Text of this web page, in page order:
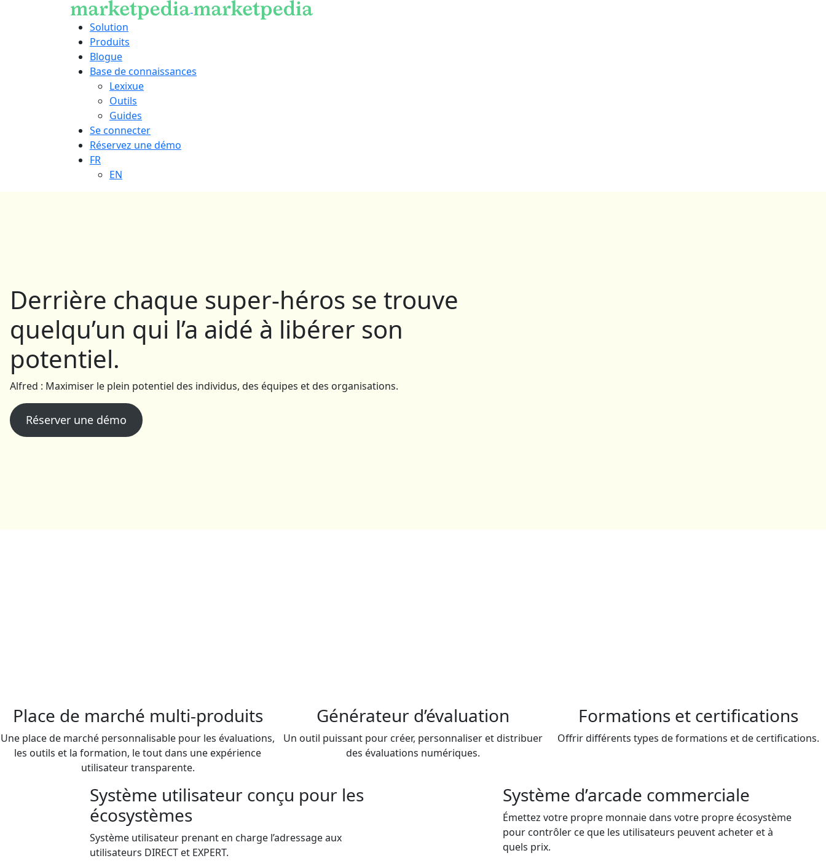
Solution
Produits
Blogue
Base de connaissances
Lexixue
Outils
Guides
Se connecter
Réservez une démo
FR
EN
Derrière chaque super-héros se trouve
quelqu’un qui l’a aidé à libérer son
potentiel.
Alfred : Maximiser le plein potentiel des individus, des équipes et des organisations.
Réserver une démo
Place de marché multi-produits
Une place de marché personnalisable pour les évaluations,
les outils et la formation, le tout dans une expérience
utilisateur transparente.
Générateur d’évaluation
Un outil puissant pour créer, personnaliser et distribuer
des évaluations numériques.
Formations et certifications
Offrir différents types de formations et de certifications.
Système utilisateur conçu pour les
écosystèmes
Système utilisateur prenant en charge l’adressage aux
utilisateurs DIRECT et EXPERT.
Système d’arcade commerciale
Émettez votre propre monnaie dans votre propre écosystème
pour contrôler ce que les utilisateurs peuvent acheter et à
quels prix.